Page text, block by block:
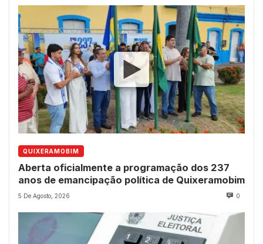
QUIXERAMOBIM
Aberta oficialmente a programação dos 237
anos de emancipação política de Quixeramobim
5 De Agosto, 2026 0